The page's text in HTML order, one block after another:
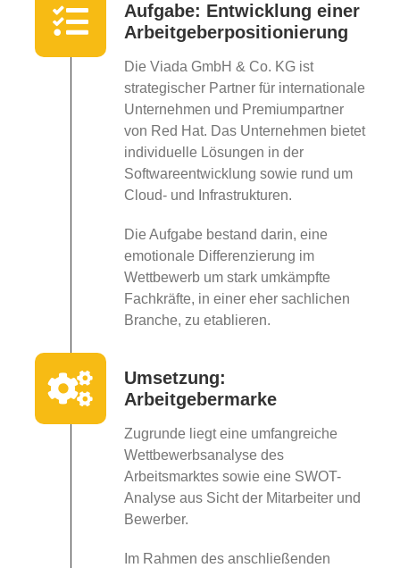
Aufgabe: Entwicklung einer
Arbeitgeberpositionierung
Die Viada GmbH & Co. KG ist
strategischer Partner für internationale
Unternehmen und Premiumpartner
von Red Hat. Das Unternehmen bietet
individuelle Lösungen in der
Softwareentwicklung sowie rund um
Cloud- und Infrastrukturen.
Die Aufgabe bestand darin, eine
emotionale Differenzierung im
Wettbewerb um stark umkämpfte
Fachkräfte, in einer eher sachlichen
Branche, zu etablieren.
Umsetzung:
Arbeitgebermarke
Zugrunde liegt eine umfangreiche
Wettbewerbsanalyse des
Arbeitsmarktes sowie eine SWOT-
Analyse aus Sicht der Mitarbeiter und
Bewerber.
Im Rahmen des anschließenden